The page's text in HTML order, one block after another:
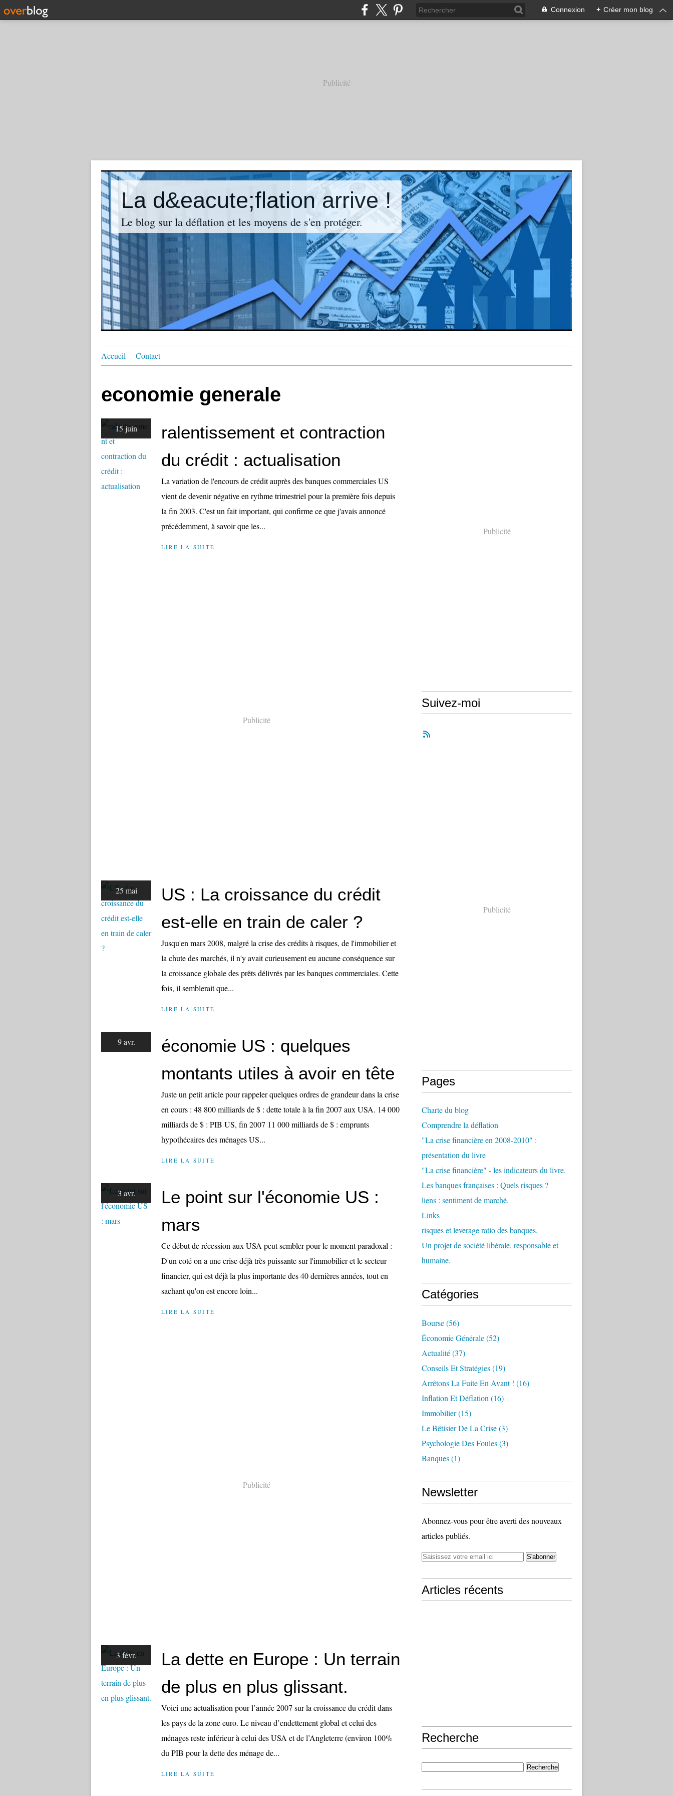
Connexion + Créer mon blog
Publicité
La d&eacute;flation arrive !
Le blog sur la déflation et les moyens de s'en protéger.
Accueil Contact
economie generale
15 juin
ralentissement et contraction
du crédit : actualisation
La variation de l'encours de crédit auprès des banques commerciales US
vient de devenir négative en rythme trimestriel pour la première fois depuis
la fin 2003. C'est un fait important, qui confirme ce que j'avais annoncé
précédemment, à savoir que les...
LIRE LA SUITE
Publicité
25 mai
US : La croissance du crédit
est-elle en train de caler ?
Jusqu'en mars 2008, malgré la crise des crédits à risques, de l'immobilier et
la chute des marchés, il n'y avait curieusement eu aucune conséquence sur
la croissance globale des prêts délivrés par les banques commerciales. Cette
fois, il semblerait que...
LIRE LA SUITE
9 avr.
économie US : quelques
montants utiles à avoir en tête
Juste un petit article pour rappeler quelques ordres de grandeur dans la crise
en cours : 48 800 milliards de $ : dette totale à la fin 2007 aux USA. 14 000
milliards de $ : PIB US, fin 2007 11 000 milliards de $ : emprunts
hypothécaires des ménages US...
LIRE LA SUITE
3 avr.
Le point sur l'économie US :
mars
Ce début de récession aux USA peut sembler pour le moment paradoxal :
D'un coté on a une crise déjà très puissante sur l'immobilier et le secteur
financier, qui est déjà la plus importante des 40 dernières années, tout en
sachant qu'on est encore loin...
LIRE LA SUITE
Publicité
3 févr.
La dette en Europe : Un terrain
de plus en plus glissant.
Voici une actualisation pour l’année 2007 sur la croissance du crédit dans
les pays de la zone euro. Le niveau d’endettement global et celui des
ménages reste inférieur à celui des USA et de l’Angleterre (environ 100%
du PIB pour la dette des ménage de...
LIRE LA SUITE
Publicité
Suivez-moi
Publicité
Pages
Charte du blog
Comprendre la déflation
"La crise financière en 2008-2010" :
présentation du livre
"La crise financière" - les indicateurs du livre.
Les banques françaises : Quels risques ?
liens : sentiment de marché.
Links
risques et leverage ratio des banques.
Un projet de société libérale, responsable et
humaine.
Catégories
Bourse(56)
Économie Générale(52)
Actualité(37)
Conseils Et Stratégies(19)
Arrêtons La Fuite En Avant ! (16)
Inflation Et Déflation (16)
Immobilier(15)
Le Bêtisier De La Crise(3)
Psychologie Des Foules(3)
Banques(1)
Newsletter
Abonnez-vous pour être averti des nouveaux
articles publiés.
Articles récents
Recherche